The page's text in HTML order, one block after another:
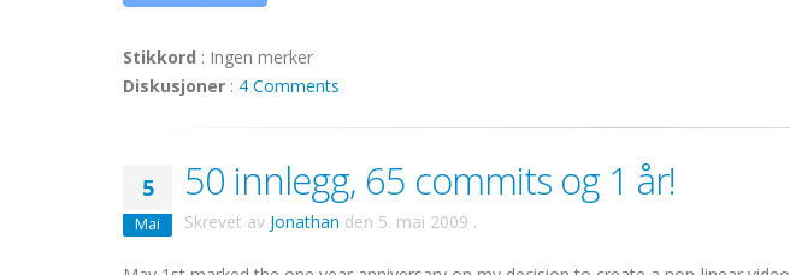
Stikkord : Ingen merker
Diskusjoner : 4 Comments
5
Mai
50 innlegg, 65 commits og 1 år!
Skrevet av Jonathan den 5. mai 2009 .